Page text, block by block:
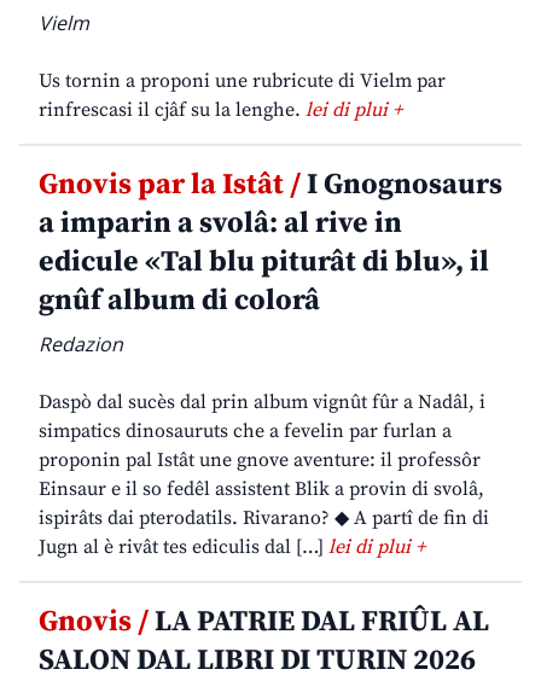
Vielm
Us tornin a proponi une rubricute di Vielm par
rinfrescasi il cjâf su la lenghe. lei di plui +
Gnovis par la Istât /I Gnognosaurs
a imparin a svolâ: al rive in
edicule «Tal blu piturât di blu», il
gnûf album di colorâ
Redazion
Daspò dal sucès dal prin album vignût fûr a Nadâl, i
simpatics dinosauruts che a fevelin par furlan a
proponin pal Istât une gnove aventure: il professôr
Einsaur e il so fedêl assistent Blik a provin di svolâ,
ispirâts dai pterodatils. Rivarano? ◆ A partî de fin di
Jugn al è rivât tes ediculis dal […] lei di plui +
Gnovis /LA PATRIE DAL FRIÛL AL
SALON DAL LIBRI DI TURIN 2026